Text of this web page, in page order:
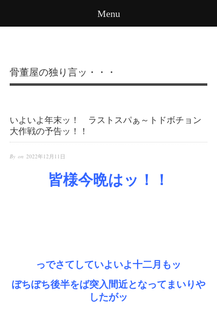
Menu
骨董屋の独り言ッ・・・
いよいよ年末ッ！ ラストスパぁ～トドボチョン
大作戦の予告ッ！！
By on 2022年12月11日
皆様今晩はッ！！
っでさてしていよいよ十二月もッ
ぼちぼち後半をば突入間近となってまいりや
したがッ